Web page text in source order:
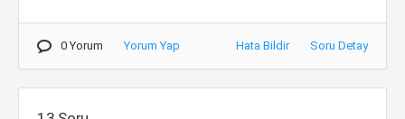
0 Yorum Yorum Yap Hata Bildir Soru Detay